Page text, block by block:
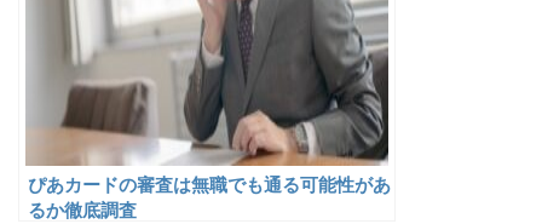
ぴあカードの審査は無職でも通る可能性があ
るか徹底調査